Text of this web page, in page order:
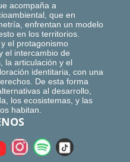
acompaña a
que en
enfrentan un modelo
en los territorios.
el protagonismo
el intercambio de
la articulación y el
identitaria, con una
De esta forma
al desarrollo,
los ecosistemas, y las
habitan.